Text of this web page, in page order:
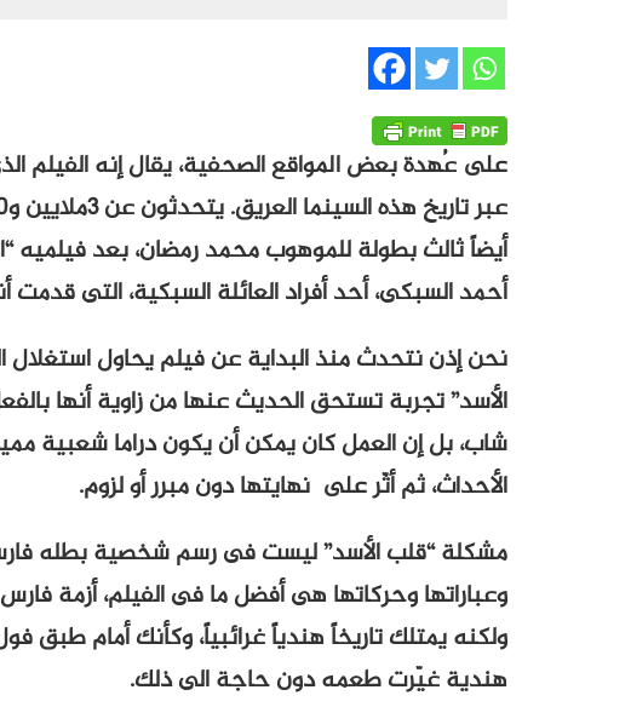
على عُهدة بعض المواقع الصحفية، يقال إنه الفيلم
أيضاً ثالث بطولة للموهوب محمد رمضان، بعد فيلميه
أحمد السبكى، أحد أفراد العائلة السبكية، التى قدمت
نحن إذن نتحدث منذ البداية عن فيلم يحاول استغلال
الأسد” تجربة تستحق الحديث عنها من زاوية أنها
شاب، بل إن العمل كان يمكن أن يكون دراما شعبية
الأحداث، ثم أثّر على نهايتها دون مبرر أو لزوم.
مشكلة “قلب الأسد” ليست فى رسم شخصية بطله
وعباراتها وحركاتها هى أفضل ما فى الفيلم، أزمة
ولكنه يمتلك تاريخاً هندياً غرائبياً، وكأنك أمام طبق
هندية غيّرت طعمه دون حاجة الى ذلك.